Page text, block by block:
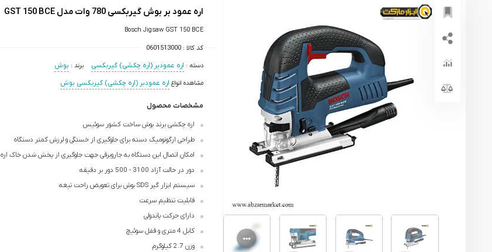
ابزار های دستی و عمومی
ابزار های بادی یا پنوماتیک
ابزار دقیق و اندازه گیری
یراق آلات
اره عمود بر بوش گیربکسی 780 وات مدل GST 150 BCE
Bosch Jigsaw GST 150 BCE
کد کالا : 0601513000
دسته : اره عمودبر (اره چکشی) گیربکسی برند : بوش
مشاهده انواع اره عمودبر (اره چکشی) گیربکسی بوش
مشخصات محصول
اره چکشی برند بوش ساخت کشور سوئیس
طراحی ارگونومیک دسته برای جلوگیری از خستگی و لرزش کمتر دستگاه
امکان اتصال این دستگاه به جاروبرقی جهت جلوگیری از پخش شدن خاک اره
دور در حالت آزاد 3100 - 500 دور بر دقیقه
سیستم ابزار گیر SDS بوش برای تعویض راحت تیغه
قابلیت تنظیم سرعت
دارای حرکت پاندولی
کابل 4 متری و قفل سوئیچ
وزن 2.7 کیلو‌گرم